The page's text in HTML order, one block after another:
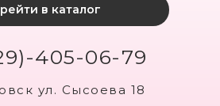
в каталог
405-06-79
ул. Сысоева 18